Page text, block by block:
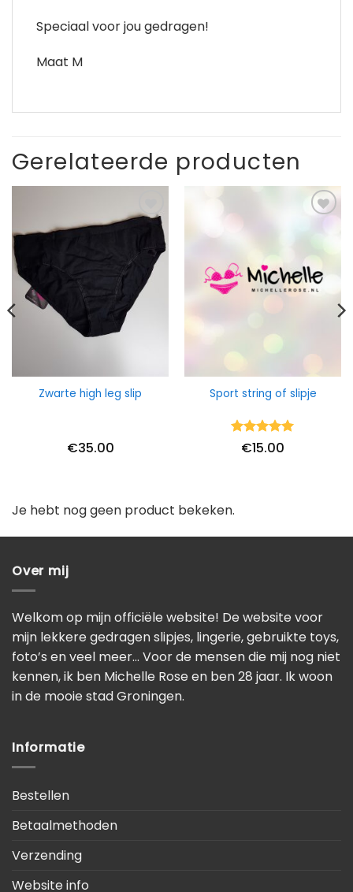
Speciaal voor jou gedragen!
Maat M
Gerelateerde producten
Zwarte high leg slip
€35.00
Sport string of slipje
Waardering
uit 5
€15.00
Je hebt nog geen product bekeken.
Over mij
Welkom op mijn officiële website! De website voor
mijn lekkere gedragen slipjes, lingerie, gebruikte toys,
foto’s en veel meer… Voor de mensen die mij nog niet
kennen, ik ben Michelle Rose en ben 28 jaar. Ik woon
in de mooie stad Groningen.
Informatie
Bestellen
Betaalmethoden
Verzending
Website info